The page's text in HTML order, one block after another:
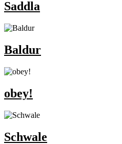
Saddla
Baldur
obey!
Schwale